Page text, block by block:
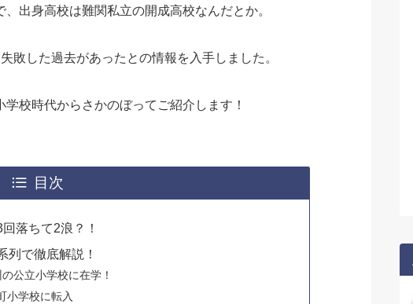
出身高校は難関私立の開成高校なんだとか。
敗した過去があったとの情報を入手しました。
校時代からさかのぼってご紹介します！
目次
落ちて2浪？！
列で徹底解説！
公立小学校に在学！
小学校に転入